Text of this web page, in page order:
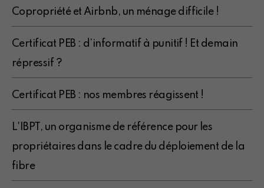
Copropriété et Airbnb, un ménage difficile !
Certificat PEB : d’informatif à punitif ! Et demain
répressif ?
Certificat PEB : nos membres réagissent !
L'IBPT, un organisme de référence pour les
propriétaires dans le cadre du déploiement de la
fibre